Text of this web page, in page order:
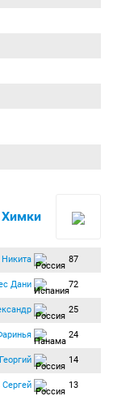
Удар пришелся по
с левого угла поля.
с левого угла поля.
пути мяча.
с левого угла поля.
времени — 94:27.
Химки
Никита 87
Дани 72
25
24
14
Сергей 13